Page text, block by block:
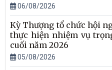
06/08/2026
Kỳ Thượng tổ chức hội
thực hiện nhiệm vụ
cuối năm 2026
05/08/2026